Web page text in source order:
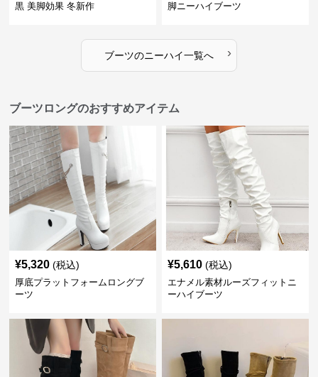
黒 美脚効果 冬新作
脚ニーハイブーツ
ブーツのニーハイ一覧へ ›
ブーツロングのおすすめアイテム
¥5,320 (税込)
厚底プラットフォームロングブ
ーツ
¥5,610 (税込)
エナメル素材ルーズフィットニ
ーハイブーツ